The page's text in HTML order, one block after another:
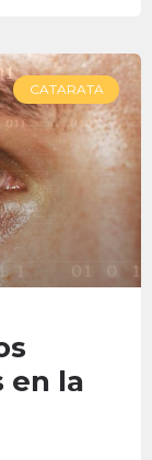
CATARATA
en la